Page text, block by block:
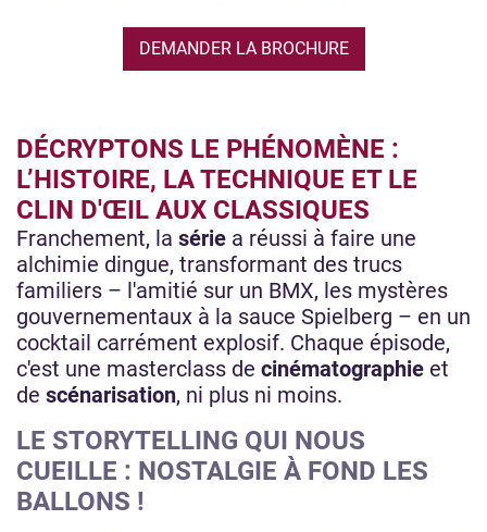
DEMANDER LA BROCHURE
DÉCRYPTONS LE PHÉNOMÈNE :
L’HISTOIRE, LA TECHNIQUE ET LE
CLIN D'ŒIL AUX CLASSIQUES
Franchement, la série a réussi à faire une
alchimie dingue, transformant des trucs
familiers – l'amitié sur un BMX, les mystères
gouvernementaux à la sauce Spielberg – en un
cocktail carrément explosif. Chaque épisode,
c'est une masterclass de cinématographie et
de scénarisation, ni plus ni moins.
LE STORYTELLING QUI NOUS
CUEILLE : NOSTALGIE À FOND LES
BALLONS !